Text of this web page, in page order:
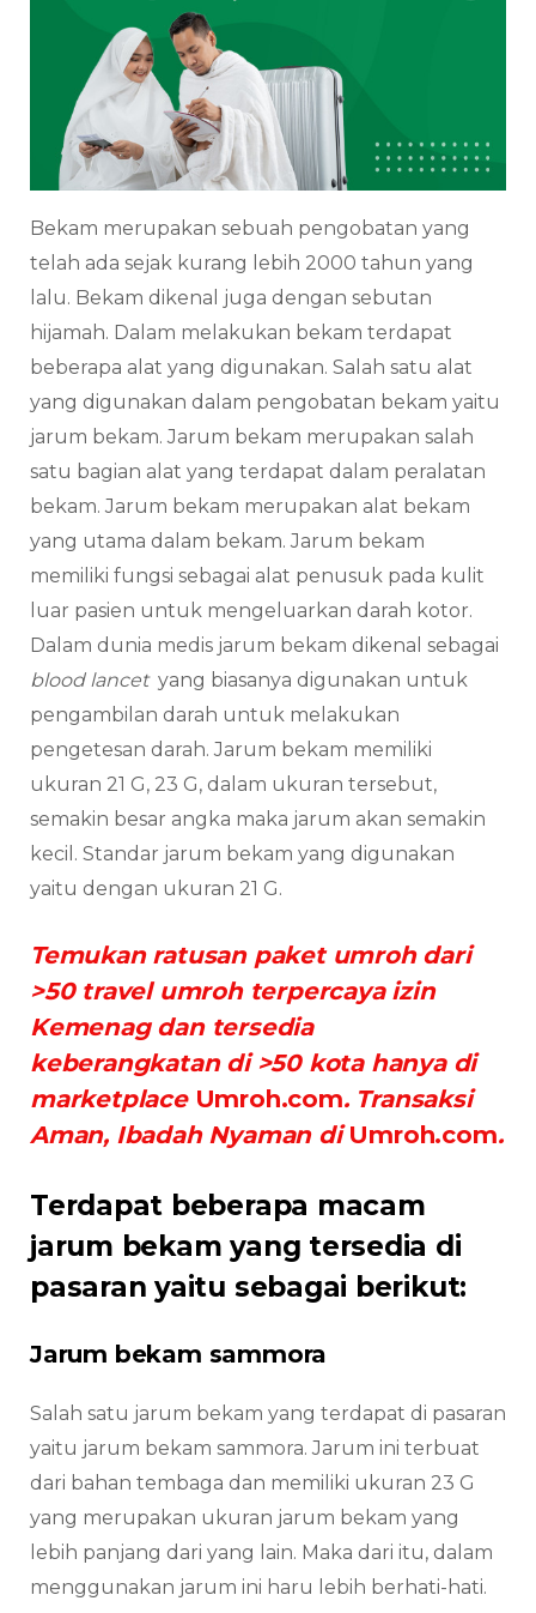
Bekam merupakan sebuah pengobatan yang
telah ada sejak kurang lebih 2000 tahun yang
lalu. Bekam dikenal juga dengan sebutan
hijamah. Dalam melakukan bekam terdapat
beberapa alat yang digunakan. Salah satu alat
yang digunakan dalam pengobatan bekam yaitu
jarum bekam. Jarum bekam merupakan salah
satu bagian alat yang terdapat dalam peralatan
bekam. Jarum bekam merupakan alat bekam
yang utama dalam bekam. Jarum bekam
memiliki fungsi sebagai alat penusuk pada kulit
luar pasien untuk mengeluarkan darah kotor.
Dalam dunia medis jarum bekam dikenal sebagai
blood lancetyang biasanya digunakan untuk
pengambilan darah untuk melakukan
pengetesan darah. Jarum bekam memiliki
ukuran 21 G, 23 G, dalam ukuran tersebut,
semakin besar angka maka jarum akan semakin
kecil. Standar jarum bekam yang digunakan
yaitu dengan ukuran 21 G.
Temukan ratusan paket umroh dari
>50 travel umroh terpercaya izin
Kemenag dan tersedia
keberangkatan di >50 kota hanya di
marketplace Umroh.com. Transaksi
Aman, Ibadah Nyaman diUmroh.com.
Terdapat beberapa macam
jarum bekam yang tersedia di
pasaran yaitu sebagai berikut:
Jarum bekam sammora
Salah satu jarum bekam yang terdapat di pasaran
yaitu jarum bekam sammora. Jarum ini terbuat
dari bahan tembaga dan memiliki ukuran 23 G
yang merupakan ukuran jarum bekam yang
lebih panjang dari yang lain. Maka dari itu, dalam
menggunakan jarum ini haru lebih berhati-hati.